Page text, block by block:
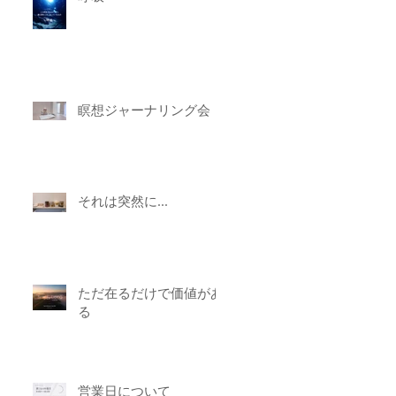
瞑想ジャーナリング会
それは突然に...
ただ在るだけで価値があ
る
営業日について